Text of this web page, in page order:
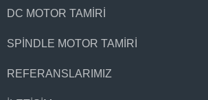
DC MOTOR TAMIRI
SPINDLE MOTOR TAMIRI
REFERANSLARIMIZ